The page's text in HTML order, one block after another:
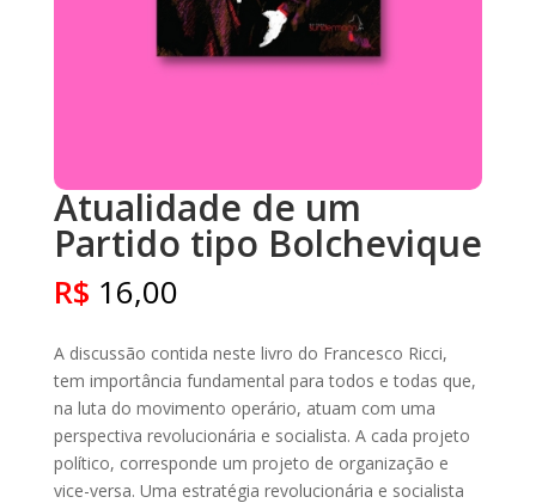
Atualidade de um
Partido tipo Bolchevique
R$ 16,00
A discussão contida neste livro do Francesco Ricci,
tem importância fundamental para todos e todas que,
na luta do movimento operário, atuam com uma
perspectiva revolucionária e socialista. A cada projeto
político, corresponde um projeto de organização e
vice-versa. Uma estratégia revolucionária e socialista